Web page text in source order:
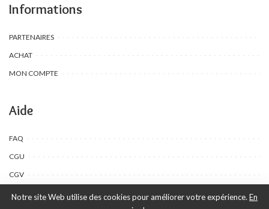
Informations
PARTENAIRES
ACHAT
MON COMPTE
Aide
FAQ
CGU
CGV
Notre site Web utilise des cookies pour améliorer votre expérience. En